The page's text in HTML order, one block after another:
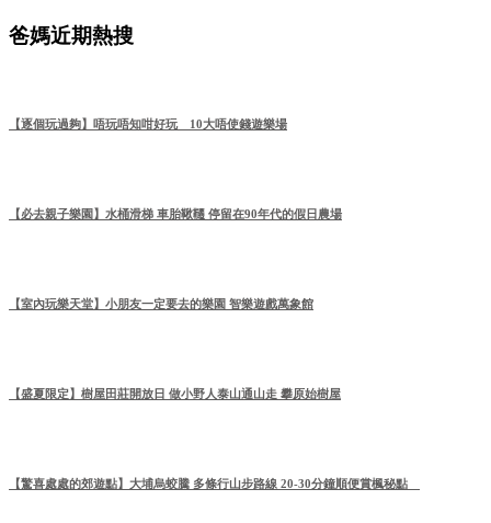
爸媽近期熱搜
【逐個玩過夠】唔玩唔知咁好玩 10大唔使錢遊樂場
【必去親子樂園】水桶滑梯 車胎鞦韆 停留在90年代的假日農場
【室內玩樂天堂】小朋友一定要去的樂園 智樂遊戲萬象館
【盛夏限定】樹屋田莊開放日 做小野人泰山通山走 攀原始樹屋
【驚喜處處的郊遊點】大埔烏蛟騰 多條行山步路線 20-30分鐘順便賞楓秘點